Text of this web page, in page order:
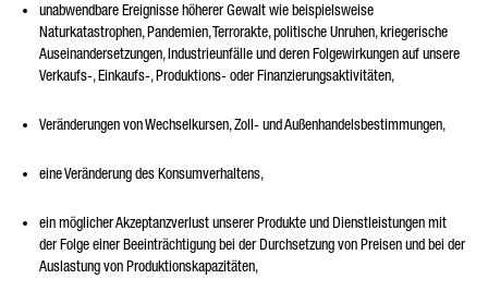
unabwendbare Ereignisse höherer Gewalt wie beispielsweise
Naturkatastrophen, Pandemien, Terrorakte, politische Unruhen, kriegerische
Auseinandersetzungen, Industrieunfälle und deren Folgewirkungen auf unsere
Verkaufs-, Einkaufs-, Produktions- oder Finanzierungsaktivitäten,
Veränderungen von Wechselkursen, Zoll- und Außenhandelsbestimmungen,
eine Veränderung des Konsumverhaltens,
ein möglicher Akzeptanzverlust unserer Produkte und Dienstleistungen mit
der Folge einer Beeinträchtigung bei der Durchsetzung von Preisen und bei der
Auslastung von Produktionskapazitäten,